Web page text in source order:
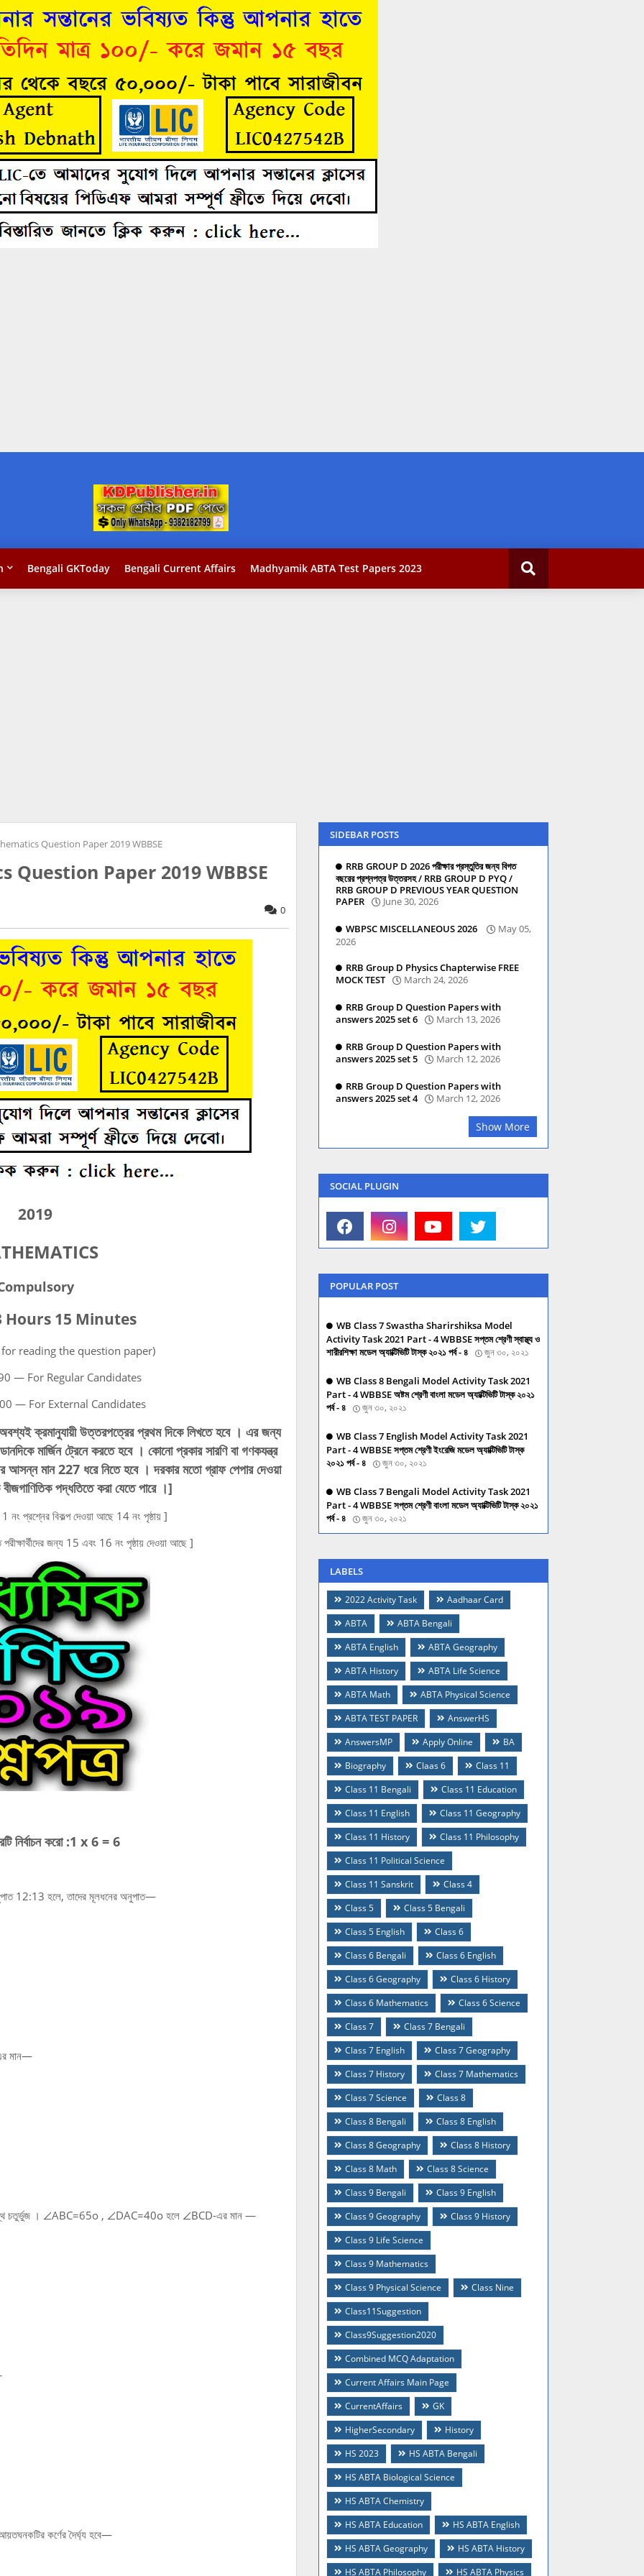
Bengali GKToday Bengali Current Affairs Madhyamik ABTA Test Papers 2023
Question Paper 2019 WBBSE
Paper 2019 WBBSE
0
2019
15 Minutes
reading the question paper)
— For Regular Candidates
— For External Candidates
ক্রমানুযায়ী উত্তরপত্রের প্রথম দিকে লিখতে হবে । এর জন্য
মার্জিন ট্রেনে করতে হবে । কোনো প্রকার সারণি বা গণকযন্ত্র
আসন্ন মান 227 ধরে নিতে হবে । দরকার মতো গ্রাফ পেপার দেওয়া
পদ্ধতিতে করা যেতে পারে ।]
11 নং প্রশ্নের বিকল্প দেওয়া আছে 14 নং পৃষ্ঠায় ]
জন্য 15 এবং 16 নং পৃষ্ঠায় দেওয়া আছে ]
নির্বাচন করো :1 x 6 = 6
12:13 হলে, তাদের মূলধনের অনুপাত—
মান—
চতুর্ভুজ । ∠ABC=65o , ∠DAC=40o হলে ∠BCD-এর মান —
কর্ণের দৈর্ঘ্য হবে—
SIDEBAR POSTS
RRB GROUP D 2026 পরীক্ষার প্রস্তুতির জন্য বিগত
বছরের প্রশ্নপত্র উত্তরসহ / RRB GROUP D PYQ /
RRB GROUP D PREVIOUS YEAR QUESTION
PAPER
June 30, 2026
WBPSC MISCELLANEOUS 2026
May 05,
2026
RRB Group D Physics Chapterwise FREE
MOCK TEST
March 24, 2026
RRB Group D Question Papers with
answers 2025 set 6
March 13, 2026
RRB Group D Question Papers with
answers 2025 set 5
March 12, 2026
RRB Group D Question Papers with
answers 2025 set 4
March 12, 2026
Show More
SOCIAL PLUGIN
POPULAR POST
WB Class 7 Swastha Sharirshiksa Model
Activity Task 2021 Part - 4 WBBSE সপ্তম শ্রেণী স্বাস্থ্য ও
শারীরশিক্ষা মডেল অ্যাক্টিভিটি টাস্ক ২০২১ পর্ব - ৪
জুন ৩০, ২০২১
WB Class 8 Bengali Model Activity Task 2021
Part - 4 WBBSE অষ্টম শ্রেণী বাংলা মডেল অ্যাক্টিভিটি টাস্ক ২০২১
পর্ব - ৪
জুন ৩০, ২০২১
WB Class 7 English Model Activity Task 2021
Part - 4 WBBSE সপ্তম শ্রেণী ইংরেজি মডেল অ্যাক্টিভিটি টাস্ক
২০২১ পর্ব - ৪
জুন ৩০, ২০২১
WB Class 7 Bengali Model Activity Task 2021
Part - 4 WBBSE সপ্তম শ্রেণী বাংলা মডেল অ্যাক্টিভিটি টাস্ক ২০২১
পর্ব - ৪
জুন ৩০, ২০২১
LABELS
2022 Activity Task
Aadhaar Card
ABTA
ABTA Bengali
ABTA English
ABTA Geography
ABTA History
ABTA Life Science
ABTA Math
ABTA Physical Science
ABTA TEST PAPER
AnswerHS
AnswersMP
Apply Online
BA
Biography
Claas 6
Class 11
Class 11 Bengali
Class 11 Education
Class 11 English
Class 11 Geography
Class 11 History
Class 11 Philosophy
Class 11 Political Science
Class 11 Sanskrit
Class 4
Class 5
Class 5 Bengali
Class 5 English
Class 6
Class 6 Bengali
Class 6 English
Class 6 Geography
Class 6 History
Class 6 Mathematics
Class 6 Science
Class 7
Class 7 Bengali
Class 7 English
Class 7 Geography
Class 7 History
Class 7 Mathematics
Class 7 Science
Class 8
Class 8 Bengali
Class 8 English
Class 8 Geography
Class 8 History
Class 8 Math
Class 8 Science
Class 9 Bengali
Class 9 English
Class 9 Geography
Class 9 History
Class 9 Life Science
Class 9 Mathematics
Class 9 Physical Science
Class Nine
Class11Suggestion
Class9Suggestion2020
Combined MCQ Adaptation
Current Affairs Main Page
CurrentAffairs
GK
HigherSecondary
History
HS 2023
HS ABTA Bengali
HS ABTA Biological Science
HS ABTA Chemistry
HS ABTA Education
HS ABTA English
HS ABTA Geography
HS ABTA History
HS ABTA Philosophy
HS ABTA Physics